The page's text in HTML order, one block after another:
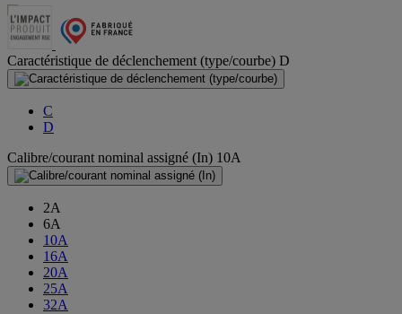
Caractéristique de déclenchement (type/courbe) D
C
D
Calibre/courant nominal assigné (In) 10A
2A
6A
10A
16A
20A
25A
32A